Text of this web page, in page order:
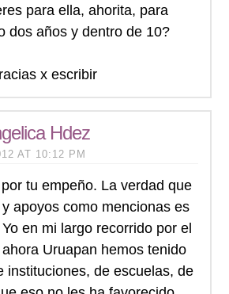
para ella, ahorita, para
dos años y dentro de 10?
x escribir
Hdez
AT 10:12 PM
tu empeño. La verdad que
apoyos como mencionas es
en mi largo recorrido por el
Uruapan hemos tenido
instituciones, de escuelas, de